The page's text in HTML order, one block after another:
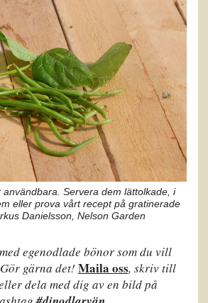
Servera dem lättolkade, i
eller prova vårt recept på gratinerade
Danielsson, Nelson Garden
egenodlade bönor som du vill
gärna det! Maila oss, skriv till
dela med dig av en bild på